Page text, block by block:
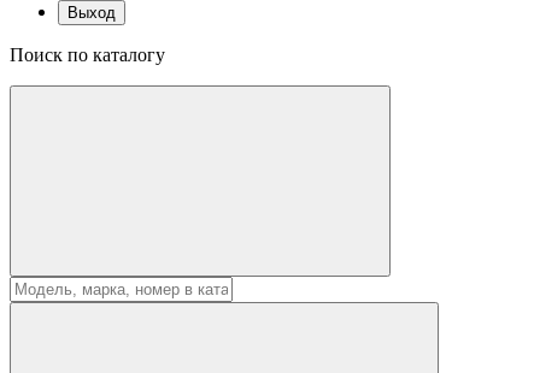
Выход
Поиск по каталогу